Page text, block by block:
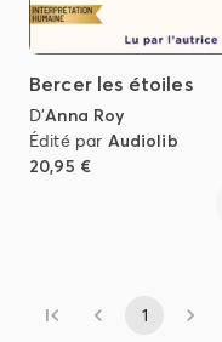
Bercer les étoiles
D'Anna Roy
Édité par Audiolib
20,95 €
1